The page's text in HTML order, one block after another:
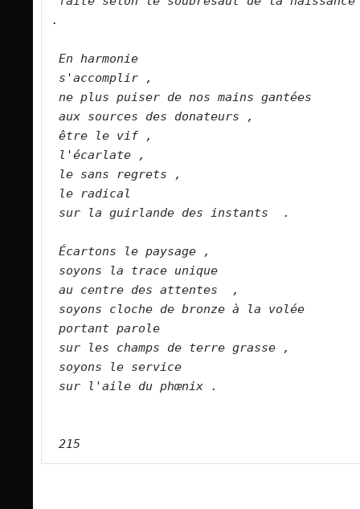
.
En harmonie
s'accomplir ,
ne plus puiser de nos mains gantées
aux sources des donateurs ,
être le vif ,
l'écarlate ,
le sans regrets ,
le radical
sur la guirlande des instants  .
Écartons le paysage ,
soyons la trace unique
au centre des attentes  ,
soyons cloche de bronze à la volée
portant parole
sur les champs de terre grasse ,
soyons le service
sur l'aile du phœnix .
215